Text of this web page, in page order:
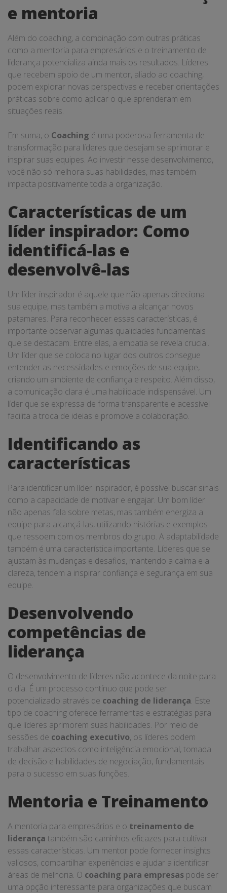
e mentoria
Além do coaching, a combinação com outras práticas
como a mentoria para empresários e o treinamento de
liderança potencializa ainda mais os resultados. Líderes
que recebem apoio de um mentor, aliado ao coaching,
podem explorar novas perspectivas e receber orientações
práticas sobre como aplicar o que aprenderam em
situações reais.
Em suma, o Coaching é uma poderosa ferramenta de
transformação para líderes que desejam se aprimorar e
inspirar suas equipes. Ao investir nesse desenvolvimento,
você não só melhora suas habilidades, mas também
impacta positivamente toda a organização.
Características de um
líder inspirador: Como
identificá-las e
desenvolvê-las
Um líder inspirador é aquele que não apenas direciona
sua equipe, mas também a motiva a alcançar novos
patamares. Para reconhecer essas características, é
importante observar algumas qualidades fundamentais
que se destacam. Entre elas, a empatia se revela crucial.
Um líder que se coloca no lugar dos outros consegue
entender as necessidades e emoções de sua equipe,
criando um ambiente de confiança e respeito. Além disso,
a comunicação clara é uma habilidade indispensável. Um
líder que se expressa de forma transparente e acessível
facilita a troca de ideias e promove a colaboração.
Identificando as
características
Para identificar um líder inspirador, é possível buscar sinais
como a capacidade de motivar e engajar. Um bom líder
não apenas fala sobre metas, mas também energiza a
equipe para alcançá-las, utilizando histórias e exemplos
que ressoem com os membros do grupo. A adaptabilidade
também é uma característica importante. Líderes que se
ajustam às mudanças e desafios, mantendo a calma e a
clareza, tendem a inspirar confiança e segurança em sua
equipe.
Desenvolvendo
competências de
liderança
O desenvolvimento de líderes não acontece da noite para
o dia. É um processo contínuo que pode ser
potencializado através de coaching de liderança. Este
tipo de coaching oferece ferramentas e estratégias para
que líderes aprimorem suas habilidades. Por meio de
sessões de coaching executivo, os líderes podem
trabalhar aspectos como inteligência emocional, tomada
de decisão e habilidades de negociação, fundamentais
para o sucesso em suas funções.
Mentoria e Treinamento
A mentoria para empresários e o treinamento de
liderança também são caminhos eficazes para cultivar
essas características. Um mentor pode fornecer insights
valiosos, compartilhar experiências e ajudar a identificar
áreas de melhoria. O coaching para empresas pode ser
uma opção interessante para organizações que buscam